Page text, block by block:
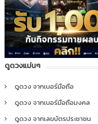
ดูดวงแม่นๆ
ดูดวง จากเบอร์มือถือ
ดูดวง จากเบอร์มือถือมงคล
ดูดวง จากเลขบัตรประชาชน